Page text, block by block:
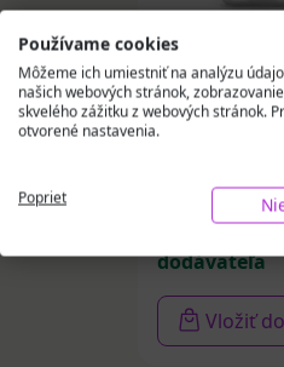
kompava
KIDS prášok
19,78 €
Skladom
dodávateľa
Vložiť
Používame cookies
Môžeme ich umiestniť na analýzu
našich webových stránok,
skvelého zážitku z webových stránok.
otvorené nastavenia.
Poprieť